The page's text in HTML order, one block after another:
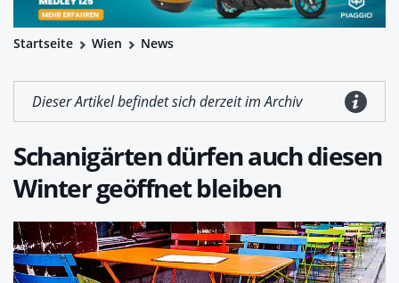
Startseite Wien News
Dieser Artikel befindet sich derzeit im Archiv
Schanigärten dürfen auch diesen
Winter geöffnet bleiben